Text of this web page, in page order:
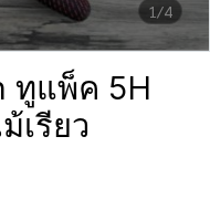
1/4
ทูแพ็ค 5H
เรียว